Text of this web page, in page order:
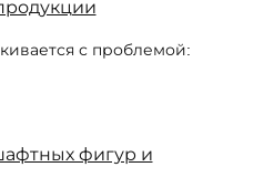
с проблемой: